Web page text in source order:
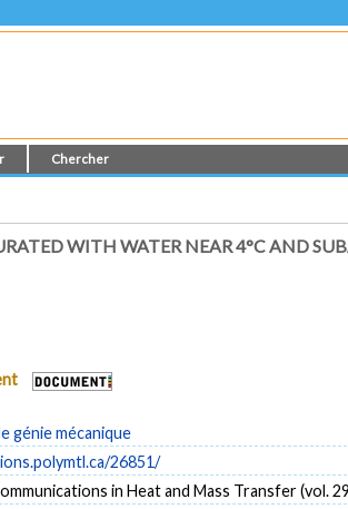
Chercher
WITH WATER NEAR 4°C AND
génie mécanique
26851/
in Heat and Mass Transfer (vol.